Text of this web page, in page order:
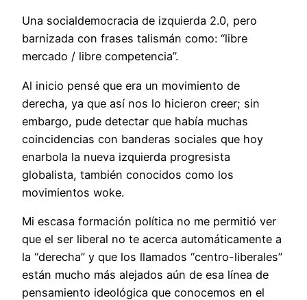
Una socialdemocracia de izquierda 2.0, pero
barnizada con frases talismán como: “libre
mercado / libre competencia”.
Al inicio pensé que era un movimiento de
derecha, ya que así nos lo hicieron creer; sin
embargo, pude detectar que había muchas
coincidencias con banderas sociales que hoy
enarbola la nueva izquierda progresista
globalista, también conocidos como los
movimientos woke.
Mi escasa formación política no me permitió ver
que el ser liberal no te acerca automáticamente a
la “derecha” y que los llamados “centro-liberales”
están mucho más alejados aún de esa línea de
pensamiento ideológica que conocemos en el